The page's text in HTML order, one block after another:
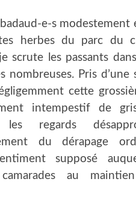
e-s
herbes du parc du
scrute les passants
nombreuses. Pris
cette
intempestif de
regards
du dérapage
supposé
au